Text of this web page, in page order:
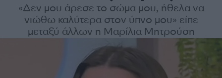
«Δεν μου άρεσε το σώμα μου, ήθελα να
νιώθω καλύτερα στον ύπνο μου» είπε
μεταξύ άλλων η Μαρίλια Μητρούση